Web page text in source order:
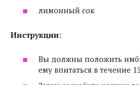
лимонный сок
Инструкции:
Вы должны положить
ему впитаться в течение